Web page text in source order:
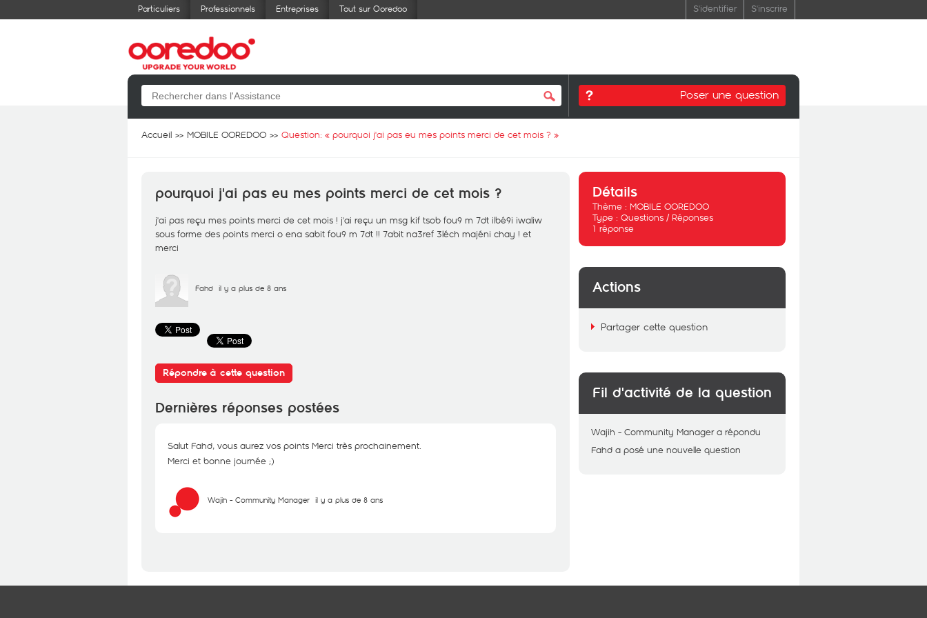
Particuliers Professionnels Entreprises Tout sur Ooredoo S'identifier S'inscrire
Poser une question
Accueil MOBILE OOREDOO Question: « pourquoi j'ai pas eu mes points merci de cet mois ? »
pourquoi j'ai pas eu mes points merci de cet mois ?
j'ai pas reçu mes points merci de cet mois ! j'ai reçu un msg kif tsob fou9 m 7dt ilbé9i iwaliw
sous forme des points merci o ena sabit fou9 m 7dt !! 7abit na3ref 3léch majéni chay ! et
merci
Fahd il y a plus de 8 ans
Répondre à cette question
Dernières réponses postées
Salut Fahd, vous aurez vos points Merci très prochainement.
Merci et bonne journée ;)
Wajih - Community Manager il y a plus de 8 ans
Détails
Thème : MOBILE OOREDOO
Type : Questions / Réponses
1 réponse
Actions
Partager cette question
Fil d'activité de la question
Wajih - Community Manager a répondu
Fahd a posé une nouvelle question